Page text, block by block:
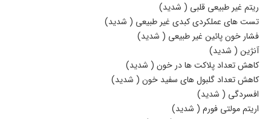
ریتم غیر طبیعی قلبی ( شدید)
تست های عملکردی کبدی غیر طبیعی ( شدید)
فشار خون پائین غیر طبیعی ( شدید)
آنژین ( شدید)
کاهش تعداد پلاکت ها در خون ( شدید)
کاهش تعداد گلبول های سفید خون ( شدید)
افسردگی ( شدید)
اریتم مولتی فورم ( شدید)